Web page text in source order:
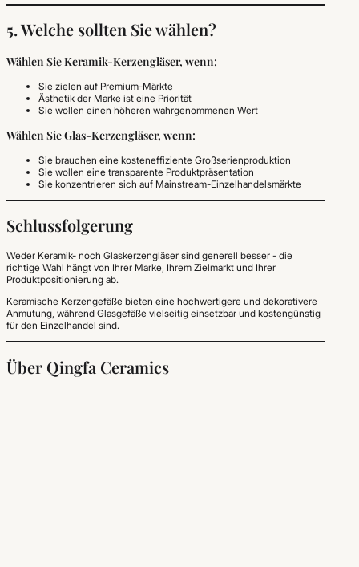
5. Welche sollten Sie wählen?
Wählen Sie Keramik-Kerzengläser, wenn:
Sie zielen auf Premium-Märkte
Ästhetik der Marke ist eine Priorität
Sie wollen einen höheren wahrgenommenen Wert
Wählen Sie Glas-Kerzengläser, wenn:
Sie brauchen eine kosteneffiziente Großserienproduktion
Sie wollen eine transparente Produktpräsentation
Sie konzentrieren sich auf Mainstream-Einzelhandelsmärkte
Schlussfolgerung
Weder Keramik- noch Glaskerzengläser sind generell besser - die
richtige Wahl hängt von Ihrer Marke, Ihrem Zielmarkt und Ihrer
Produktpositionierung ab.
Keramische Kerzengefäße bieten eine hochwertigere und dekorativere
Anmutung, während Glasgefäße vielseitig einsetzbar und kostengünstig
für den Einzelhandel sind.
Über Qingfa Ceramics